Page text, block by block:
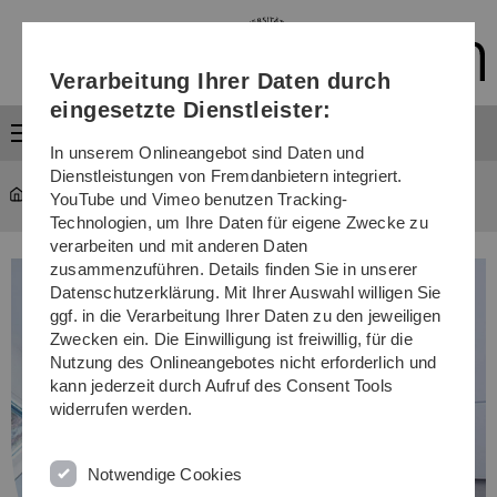
Direkt
Direkt
Direkt
(Sprache,
Drucken,
Media)
Direkt
Direkt
Studium ... Studiengänge
Verarbeitung Ihrer Daten durch
eingesetzte Dienstleister:
In unserem Onlineangebot sind Daten und
Dienstleistungen von Fremdanbietern integriert.
YouTube und Vimeo benutzen Tracking-
Technologien, um Ihre Daten für eigene Zwecke zu
verarbeiten und mit anderen Daten
zusammenzuführen. Details finden Sie in unserer
Datenschutzerklärung. Mit Ihrer Auswahl willigen Sie
ggf. in die Verarbeitung Ihrer Daten zu den jeweiligen
Zwecken ein. Die Einwilligung ist freiwillig, für die
Nutzung des Onlineangebotes nicht erforderlich und
kann jederzeit durch Aufruf des Consent Tools
widerrufen werden.
Notwendige Cookies